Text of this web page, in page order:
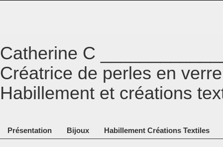
Catherine C
Créatrice de perles en
Habillement et créations
Présentation Bijoux Habillement Créations Textiles